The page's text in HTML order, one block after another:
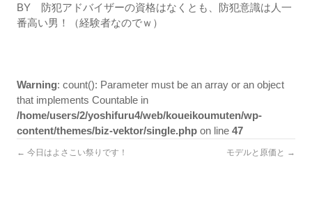
BY 防犯アドバイザーの資格はなくとも、防犯意識は人一
番高い男！（経験者なのでｗ）
Warning: count(): Parameter must be an array or an object
that implements Countable in
/home/users/2/yoshifuru4/web/koueikoumuten/wp-
content/themes/biz-vektor/single.phpon line 47
← 今日はよさこい祭りです！ モデルと原価と →